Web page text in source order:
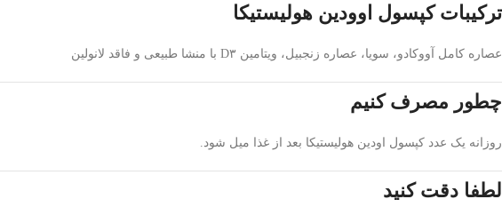
ترکیبات کپسول اوودین هولیستیکا
عصاره کامل آووکادو، سویا، عصاره زنجبیل، ویتامین D۳ با منشا طبیعی و فاقد لانولین
چطور مصرف کنیم
روزانه یک عدد کپسول اودین هولیستیکا بعد از غذا میل شود.
لطفا دقت کنید